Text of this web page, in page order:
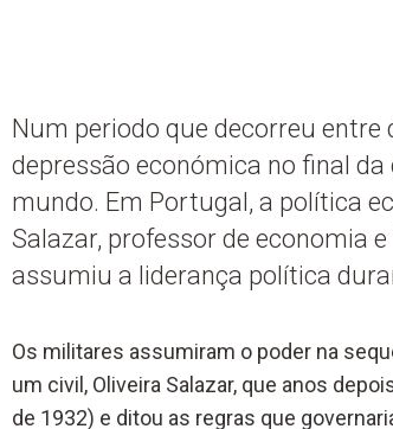
Num periodo que decorreu
depressão económica no final
mundo. Em Portugal, a política
Salazar, professor de economia
assumiu a liderança política
Os militares assumiram o poder na
um civil, Oliveira Salazar, que anos
de 1932) e ditou as regras que